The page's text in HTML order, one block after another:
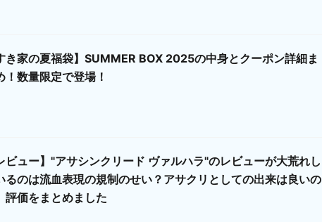
き家の夏福袋】SUMMER BOX 2025の中身とクーポン詳細ま
！数量限定で登場！
ビュー】"アサシンクリード ヴァルハラ"のレビューが大荒れし
るのは流血表現の規制のせい？アサクリとしての出来は良いの
評価をまとめました